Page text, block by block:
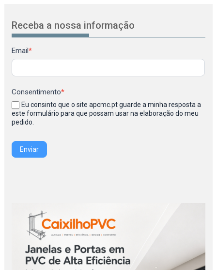
Receba a nossa informação
Newsletter
Email*
Consentimento*
Eu consinto que o site apcmc.pt guarde a minha resposta a
este formulário para que possam usar na elaboração do meu
pedido.
Enviar